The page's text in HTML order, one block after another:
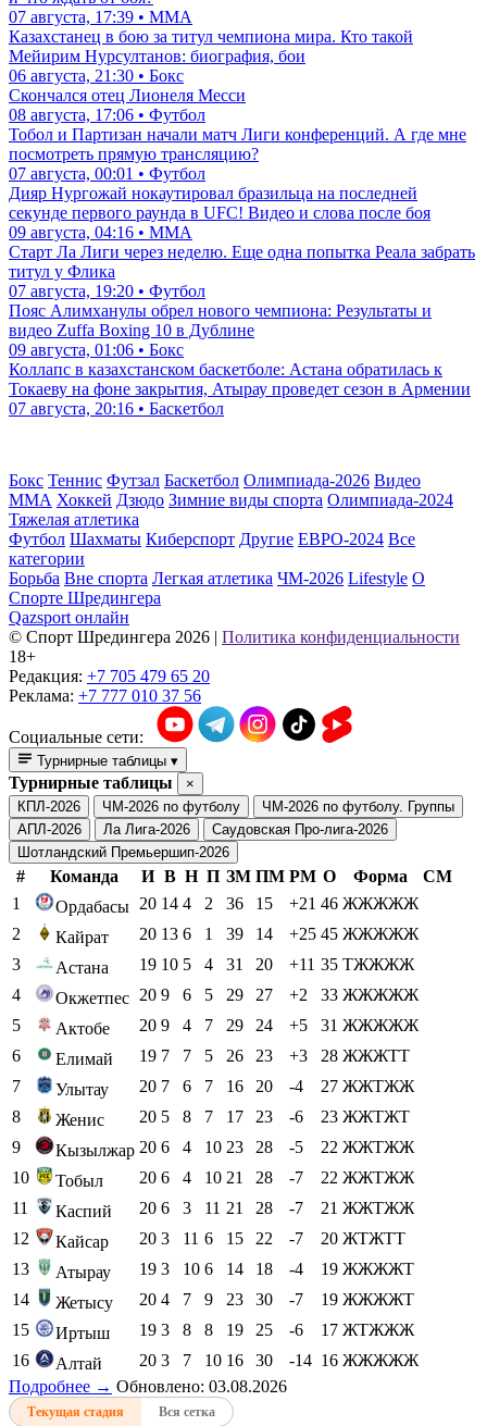
07 августа, 17:39 • ММА
Казахстанец в бою за титул чемпиона мира. Кто такой
Мейирим Нурсултанов: биография, бои
06 августа, 21:30 • Бокс
Скончался отец Лионеля Месси
08 августа, 17:06 • Футбол
Тобол и Партизан начали матч Лиги конференций. А где мне
посмотреть прямую трансляцию?
07 августа, 00:01 • Футбол
Дияр Нургожай нокаутировал бразильца на последней
секунде первого раунда в UFC! Видео и слова после боя
09 августа, 04:16 • ММА
Старт Ла Лиги через неделю. Еще одна попытка Реала забрать
титул у Флика
07 августа, 19:20 • Футбол
Пояс Алимханулы обрел нового чемпиона: Результаты и
видео Zuffa Boxing 10 в Дублине
09 августа, 01:06 • Бокс
Коллапс в казахстанском баскетболе: Астана обратилась к
Токаеву на фоне закрытия, Атырау проведет сезон в Армении
07 августа, 20:16 • Баскетбол
Бокс Теннис Футзал Баскетбол Олимпиада-2026 Видео
ММА Хоккей Дзюдо Зимние виды спорта Олимпиада-2024
Тяжелая атлетика
Футбол Шахматы Киберспорт Другие ЕВРО-2024 Все
категории
Борьба Вне спорта Легкая атлетика ЧМ-2026 Lifestyle О
Спорте Шредингера
Qazsport онлайн
© Cпорт Шредингера 2026
Политика конфиденциальности
18+
Редакция: +7 705 479 65 20
Реклама: +7 777 010 37 56
Социальные сети:
Турнирные таблицы ▾
Турнирные таблицы
×
КПЛ-2026
ЧМ-2026 по футболу
ЧМ-2026 по футболу. Группы
АПЛ-2026
Ла Лига-2026
Саудовская Про-лига-2026
Шотландский Премьершип-2026
# Команда И В Н П ЗМ ПМ РМ О Форма
СМ
1
Ордабасы 20 14 4 2 36 15 +21 46 ЖЖЖЖЖ
2
Кайрат 20 13 6 1 39 14 +25 45 ЖЖЖЖЖ
3
Астана 19 10 5 4 31 20 +11 35 ТЖЖЖЖ
4
Окжетпес 20 9 6 5 29 27 +2 33 ЖЖЖЖЖ
5
Актобе 20 9 4 7 29 24 +5 31 ЖЖЖЖЖ
6
Елимай 19 7 7 5 26 23 +3 28 ЖЖЖТТ
7
Улытау 20 7 6 7 16 20 -4 27 ЖЖТЖЖ
8
Женис 20 5 8 7 17 23 -6 23 ЖЖТЖТ
9
Кызылжар 20 6 4 10 23 28 -5 22 ЖЖТЖЖ
10
Тобыл 20 6 4 10 21 28 -7 22 ЖЖТЖЖ
11
Каспий 20 6 3 11 21 28 -7 21 ЖЖТЖЖ
12
Кайсар 20 3 11 6 15 22 -7 20 ЖТЖТТ
13
Атырау 19 3 10 6 14 18 -4 19 ЖЖЖЖТ
14
Жетысу 20 4 7 9 23 30 -7 19 ЖЖЖЖТ
15
Иртыш 19 3 8 8 19 25 -6 17 ЖТЖЖЖ
16
Алтай 20 3 7 10 16 30 -14 16 ЖЖЖЖЖ
Подробнее → Обновлено: 03.08.2026
Текущая стадия Вся сетка